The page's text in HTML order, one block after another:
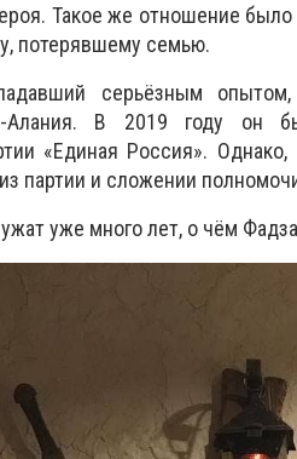
Такое же отношение
потерявшему семью.
серьёзным
Алания. В 2019 году он
«Единая Россия».
партии и сложении
уже много лет, о чём